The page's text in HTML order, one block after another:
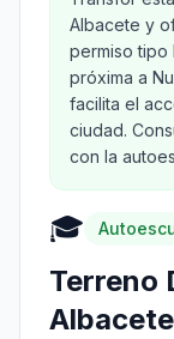
Albacete y
permiso tipo
próxima a
facilita el
ciudad.
con la
🎓
Terreno